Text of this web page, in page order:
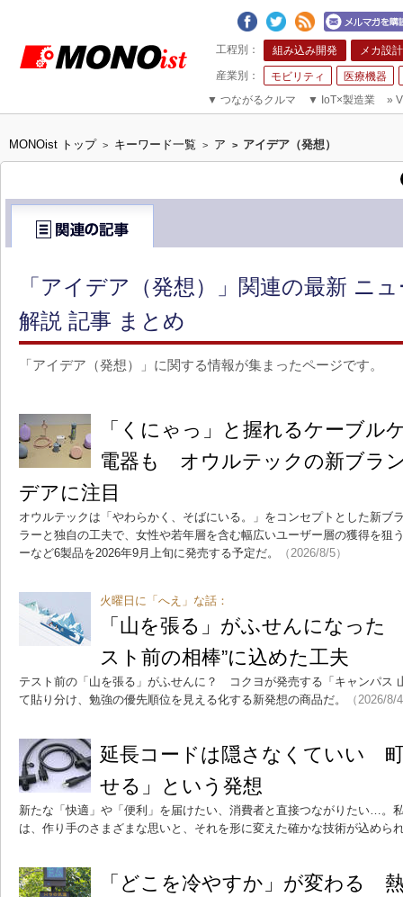
組み込み開発 メカ設計
モビリティ
医療機器
▼ つながるクルマ ▼ IoT×製造業 »
MONOist トップ > キーワード一覧 > ア > アイデア（発想）
「アイデア（発想）」関連の最新 ニ
解説 記事 まとめ
「アイデア（発想）」に関する情報が集まったページです。
「くにゃっ」と握れるケーブル
電器も オウルテックの新ブラ
デアに注目
オウルテックは「やわらかく、そばにいる。」をコンセプトとした新ブ
ラーと独自の工夫で、女性や若年層を含む幅広いユーザー層の獲得を狙
ーなど6製品を2026年9月上旬に発売する予定だ。
（2026/8/5）
火曜日に「へえ」な話：
「山を張る」がふせんになっ
スト前の相棒”に込めた工夫
テスト前の「山を張る」がふせんに？ コクヨが発売する「キャンパス
て貼り分け、勉強の優先順位を見える化する新発想の商品だ。
（2026/8/
延長コードは隠さなくていい
せる」という発想
新たな「快適」や「便利」を届けたい、消費者と直接つながりたい…。
は、作り手のさまざまな思いと、それを形に変えた確かな技術が込めら
「どこを冷やすか」が変わる